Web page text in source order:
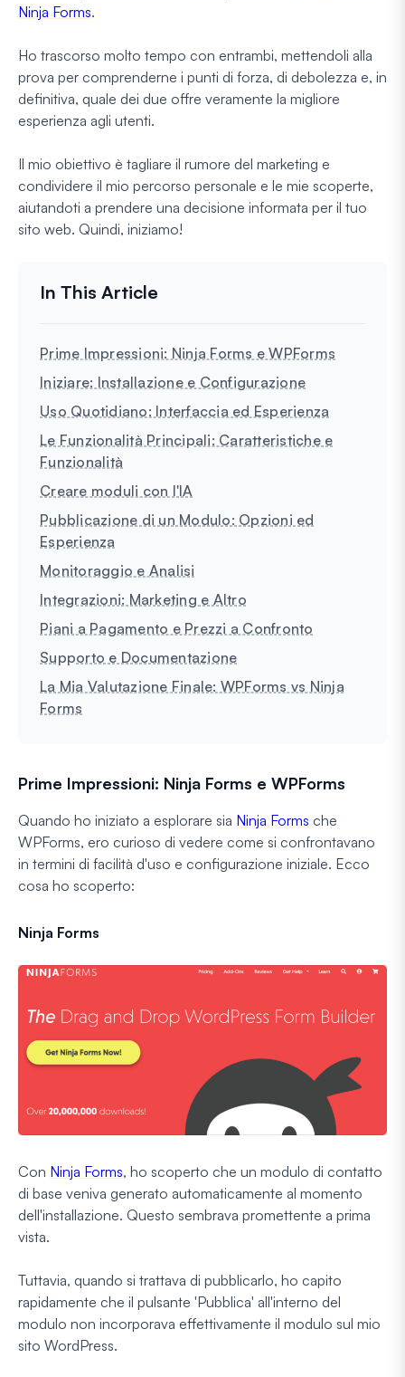
Ninja Forms.
Ho trascorso molto tempo con entrambi, mettendoli alla
prova per comprenderne i punti di forza, di debolezza e, in
definitiva, quale dei due offre veramente la migliore
esperienza agli utenti.
Il mio obiettivo è tagliare il rumore del marketing e
condividere il mio percorso personale e le mie scoperte,
aiutandoti a prendere una decisione informata per il tuo
sito web. Quindi, iniziamo!
Prime Impressioni: Ninja Forms e WPForms
Iniziare: Installazione e Configurazione
Uso Quotidiano: Interfaccia ed Esperienza
Le Funzionalità Principali: Caratteristiche e
Funzionalità
Creare moduli con l'IA
Pubblicazione di un Modulo: Opzioni ed
Esperienza
Monitoraggio e Analisi
Integrazioni: Marketing e Altro
Piani a Pagamento e Prezzi a Confronto
Supporto e Documentazione
La Mia Valutazione Finale: WPForms vs Ninja
Forms
Prime Impressioni: Ninja Forms e WPForms
Quando ho iniziato a esplorare sia Ninja Forms che
WPForms, ero curioso di vedere come si confrontavano
in termini di facilità d'uso e configurazione iniziale. Ecco
cosa ho scoperto:
Ninja Forms
Con Ninja Forms, ho scoperto che un modulo di contatto
di base veniva generato automaticamente al momento
dell'installazione. Questo sembrava promettente a prima
vista.
Tuttavia, quando si trattava di pubblicarlo, ho capito
rapidamente che il pulsante 'Pubblica' all'interno del
modulo non incorporava effettivamente il modulo sul mio
sito WordPress.